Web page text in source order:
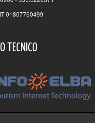
01807760499
TECNICO